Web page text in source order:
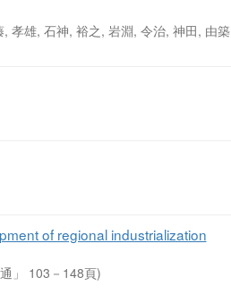
孝雄, 石神, 裕之, 岩淵, 令治, 神田, 由築
of regional industrialization
」 103－148頁)